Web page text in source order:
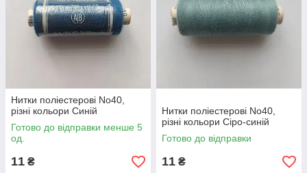
Нитки поліестерові No40,
різні кольори Синій
Готово до відправки менше 5
од.
11 ₴
Нитки поліестерові No40,
різні кольори Сіро-синій
Готово до відправки
11 ₴